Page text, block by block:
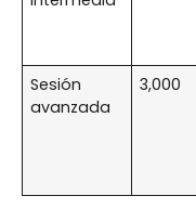
Sesión
avanzada
3,000